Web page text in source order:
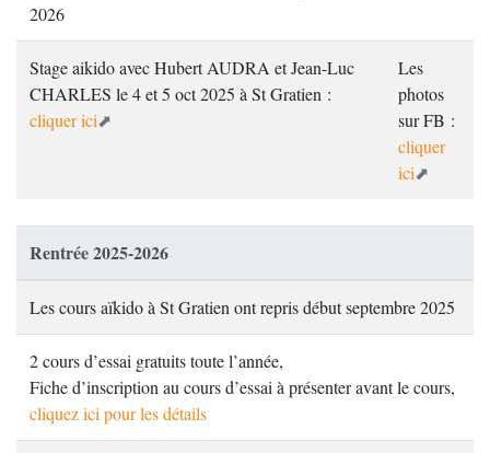
2026
Stage aikido avec Hubert AUDRA et Jean-Luc
CHARLES le 4 et 5 oct 2025 à St Gratien :
cliquer ici
Les
photos
sur FB :
cliquer
ici
Rentrée 2025-2026
Les cours aïkido à St Gratien ont repris début septembre 2025
2 cours d’essai gratuits toute l’année,
Fiche d’inscription au cours d’essai à présenter avant le cours,
cliquez ici pour les détails